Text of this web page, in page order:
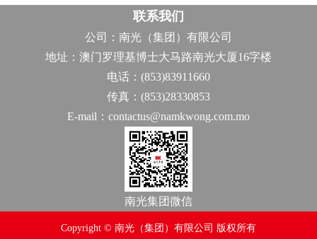
联系我们
公司：南光（集团）有限公司
地址：澳门罗理基博士大马路南光大厦16字楼
电话：(853)83911660
传真：(853)28330853
E-mail：contactus@namkwong.com.mo
南光集团微信
Copyright © 南光（集团）有限公司 版权所有